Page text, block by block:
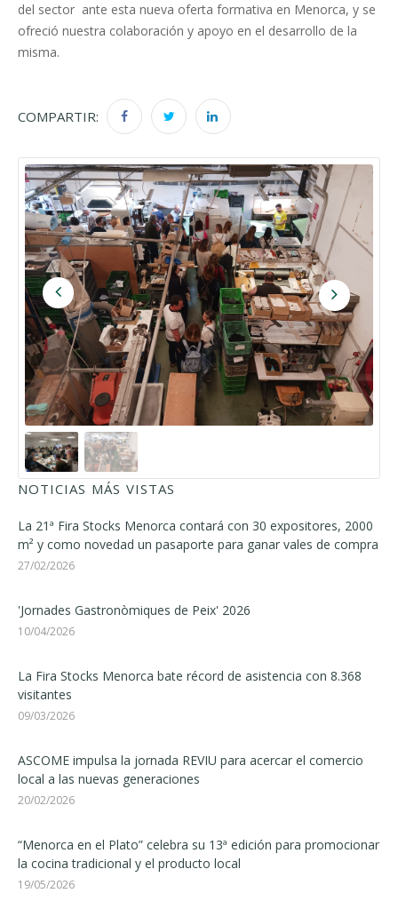
del sector ante esta nueva oferta formativa en Menorca, y se
ofreció nuestra colaboración y apoyo en el desarrollo de la
misma.
COMPARTIR:
NOTICIAS MÁS VISTAS
La 21ª Fira Stocks Menorca contará con 30 expositores, 2000
m² y como novedad un pasaporte para ganar vales de compra
27/02/2026
'Jornades Gastronòmiques de Peix' 2026
10/04/2026
La Fira Stocks Menorca bate récord de asistencia con 8.368
visitantes
09/03/2026
ASCOME impulsa la jornada REVIU para acercar el comercio
local a las nuevas generaciones
20/02/2026
“Menorca en el Plato” celebra su 13ª edición para promocionar
la cocina tradicional y el producto local
19/05/2026